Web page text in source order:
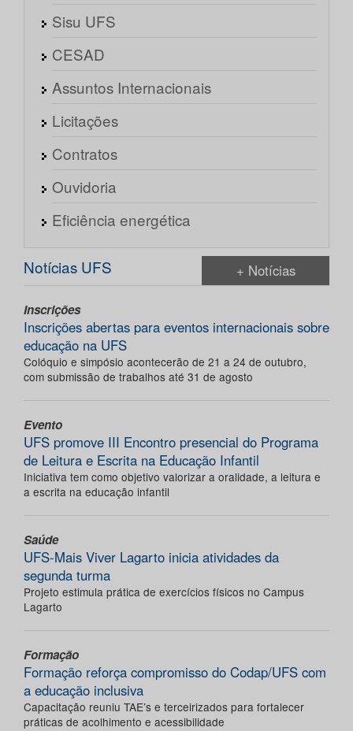
Sisu UFS
CESAD
Assuntos Internacionais
Licitações
Contratos
Ouvidoria
Eficiência energética
Notícias UFS + Notícias
Inscrições
Inscrições abertas para eventos internacionais sobre
educação na UFS
Colóquio e simpósio acontecerão de 21 a 24 de outubro,
com submissão de trabalhos até 31 de agosto
Evento
UFS promove III Encontro presencial do Programa
de Leitura e Escrita na Educação Infantil
Iniciativa tem como objetivo valorizar a oralidade, a leitura e
a escrita na educação infantil
Saúde
UFS-Mais Viver Lagarto inicia atividades da
segunda turma
Projeto estimula prática de exercícios físicos no Campus
Lagarto
Formação
Formação reforça compromisso do Codap/UFS com
a educação inclusiva
Capacitação reuniu TAE’s e terceirizados para fortalecer
práticas de acolhimento e acessibilidade